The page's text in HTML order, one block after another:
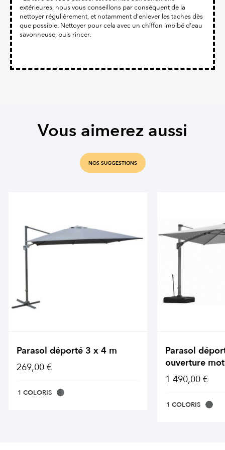
extérieures, nous vous conseillons par conséquent de la
nettoyer régulièrement, et notamment d’enlever les taches dès
que possible. Nettoyer pour cela avec un chiffon imbibé d’eau
savonneuse, puis rincer.
Vous aimerez aussi
NOS SUGGESTIONS
Parasol déporté 3 x 4 m
269,00 €
1 COLORIS
Parasol
ouverture
1 490,00 €
1 COLORIS